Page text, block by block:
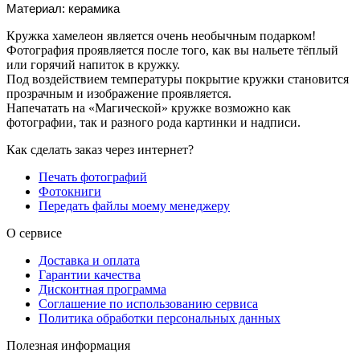
Материал: керамика
Кружка хамелеон является очень необычным подарком!
Фотография проявляется после того, как вы нальете тёплый
или горячий напиток в кружку.
Под воздействием температуры покрытие кружки становится
прозрачным и изображение проявляется.
Напечатать на «Магической» кружке возможно как
фотографии, так и разного рода картинки и надписи.
Как сделать заказ через интернет?
Печать фотографий
Фотокниги
Передать файлы моему менеджеру
О сервисе
Доставка и оплата
Гарантии качества
Дисконтная программа
Соглашение по использованию сервиса
Политика обработки персональных данных
Полезная информация